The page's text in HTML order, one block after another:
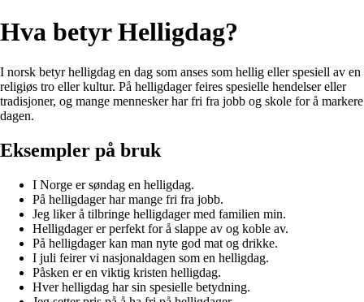
Hva betyr Helligdag?
I norsk betyr helligdag en dag som anses som hellig eller spesiell av en
religiøs tro eller kultur. På helligdager feires spesielle hendelser eller
tradisjoner, og mange mennesker har fri fra jobb og skole for å markere
dagen.
Eksempler på bruk
I Norge er søndag en helligdag.
På helligdager har mange fri fra jobb.
Jeg liker å tilbringe helligdager med familien min.
Helligdager er perfekt for å slappe av og koble av.
På helligdager kan man nyte god mat og drikke.
I juli feirer vi nasjonaldagen som en helligdag.
Påsken er en viktig kristen helligdag.
Hver helligdag har sin spesielle betydning.